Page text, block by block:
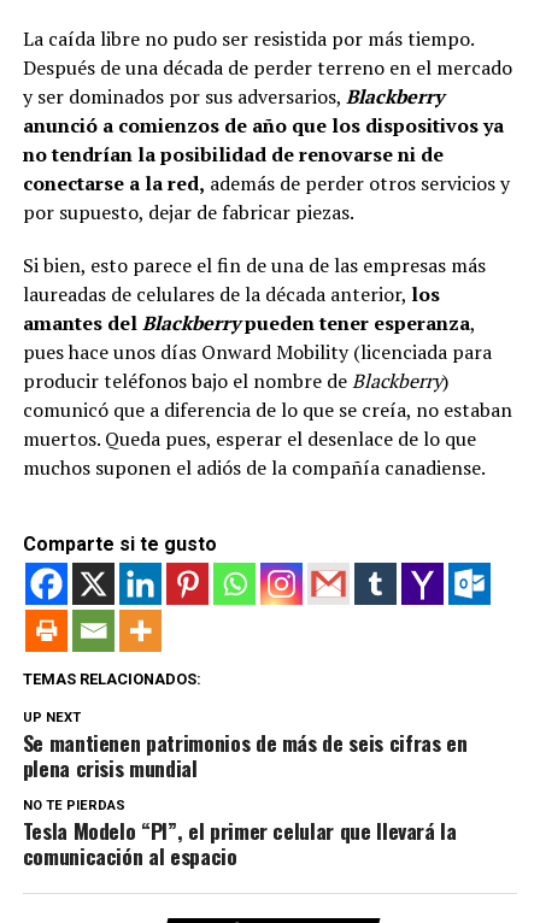
La caída libre no pudo ser resistida por más tiempo.
Después de una década de perder terreno en el mercado
y ser dominados por sus adversarios, Blackberry
anunció a comienzos de año que los dispositivos ya
no tendrían la posibilidad de renovarse ni de
conectarse a la red, además de perder otros servicios y
por supuesto, dejar de fabricar piezas.
Si bien, esto parece el fin de una de las empresas más
laureadas de celulares de la década anterior, los
amantes delBlackberrypueden tener esperanza,
pues hace unos días Onward Mobility (licenciada para
producir teléfonos bajo el nombre deBlackberry)
comunicó que a diferencia de lo que se creía, no estaban
muertos. Queda pues, esperar el desenlace de lo que
muchos suponen el adiós de la compañía canadiense.
Comparte si te gusto
TEMAS RELACIONADOS:
UP NEXT
Se mantienen patrimonios de más de seis cifras en
plena crisis mundial
NO TE PIERDAS
Tesla Modelo “PI”, el primer celular que llevará la
comunicación al espacio